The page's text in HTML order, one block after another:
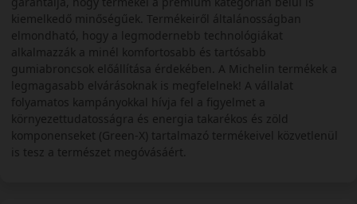
kiemelkedő minőségűek. Termékeiről általánosságban
elmondható, hogy a legmodernebb technológiákat
alkalmazzák a minél komfortosabb és tartósabb
gumiabroncsok előállítása érdekében. A Michelin termékek a
legmagasabb elvárásoknak is megfelelnek! A vállalat
folyamatos kampányokkal hívja fel a figyelmet a
környezettudatosságra és energia takarékos és zöld
komponenseket (Green-X) tartalmazó termékeivel közvetlenül
is tesz a természet megóvásáért.